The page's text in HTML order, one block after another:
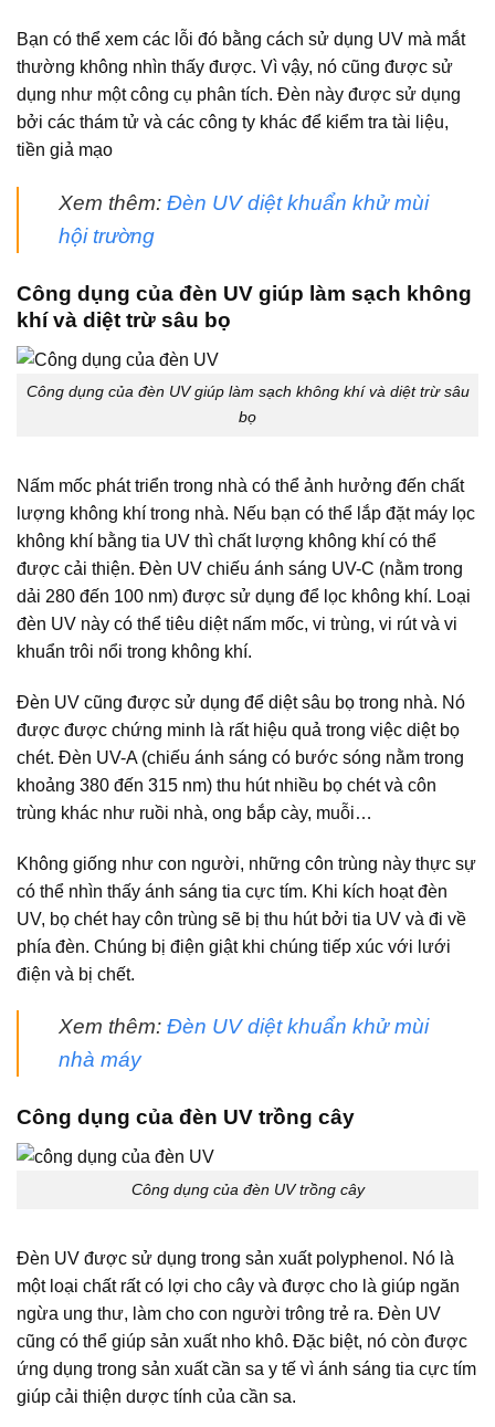
Bạn có thể xem các lỗi đó bằng cách sử dụng UV mà mắt
thường không nhìn thấy được. Vì vậy, nó cũng được sử
dụng như một công cụ phân tích. Đèn này được sử dụng
bởi các thám tử và các công ty khác để kiểm tra tài liệu,
tiền giả mạo
Xem thêm: Đèn UV diệt khuẩn khử mùi
hội trường
Công dụng của đèn UV giúp làm sạch không
khí và diệt trừ sâu bọ
Công dụng của đèn UV giúp làm sạch không khí và diệt trừ sâu
bọ
Nấm mốc phát triển trong nhà có thể ảnh hưởng đến chất
lượng không khí trong nhà. Nếu bạn có thể lắp đặt máy lọc
không khí bằng tia UV thì chất lượng không khí có thể
được cải thiện. Đèn UV chiếu ánh sáng UV-C (nằm trong
dải 280 đến 100 nm) được sử dụng để lọc không khí. Loại
đèn UV này có thể tiêu diệt nấm mốc, vi trùng, vi rút và vi
khuẩn trôi nổi trong không khí.
Đèn UV cũng được sử dụng để diệt sâu bọ trong nhà. Nó
được được chứng minh là rất hiệu quả trong việc diệt bọ
chét. Đèn UV-A (chiếu ánh sáng có bước sóng nằm trong
khoảng 380 đến 315 nm) thu hút nhiều bọ chét và côn
trùng khác như ruồi nhà, ong bắp cày, muỗi…
Không giống như con người, những côn trùng này thực sự
có thể nhìn thấy ánh sáng tia cực tím. Khi kích hoạt đèn
UV, bọ chét hay côn trùng sẽ bị thu hút bởi tia UV và đi về
phía đèn. Chúng bị điện giật khi chúng tiếp xúc với lưới
điện và bị chết.
Xem thêm: Đèn UV diệt khuẩn khử mùi
nhà máy
Công dụng của đèn UV trồng cây
Công dụng của đèn UV trồng cây
Đèn UV được sử dụng trong sản xuất polyphenol. Nó là
một loại chất rất có lợi cho cây và được cho là giúp ngăn
ngừa ung thư, làm cho con người trông trẻ ra. Đèn UV
cũng có thể giúp sản xuất nho khô. Đặc biệt, nó còn được
ứng dụng trong sản xuất cần sa y tế vì ánh sáng tia cực tím
giúp cải thiện dược tính của cần sa.